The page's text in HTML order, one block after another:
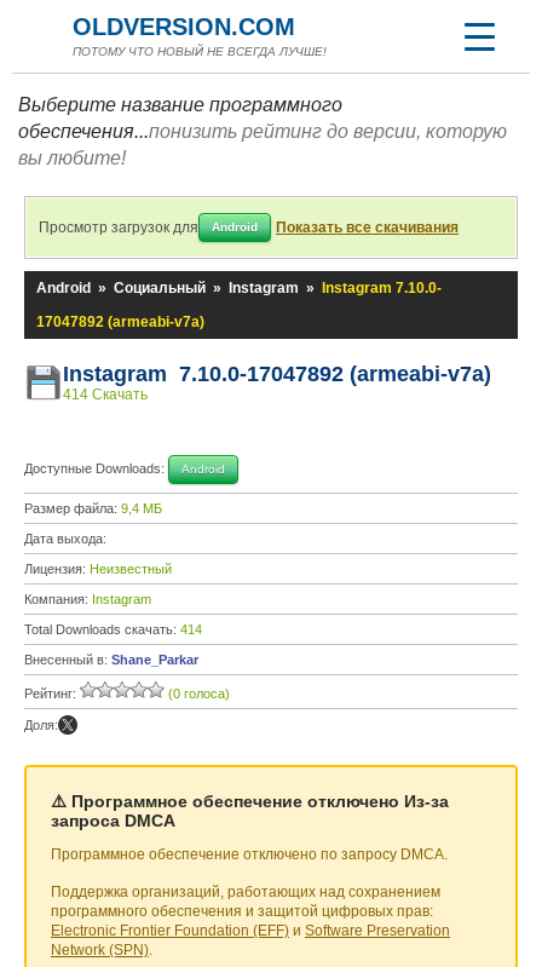
OLDVERSION.COM
ПОТОМУ ЧТО НОВЫЙ НЕ ВСЕГДА ЛУЧШЕ!
Выберите название программного
обеспечения...понизить рейтинг до версии, которую
вы любите!
Просмотр загрузок для Android Показать все скачивания
Android » Социальный » Instagram »
Instagram 7.10.0-
17047892 (armeabi-v7a)
Instagram 7.10.0-17047892 (armeabi-v7a)
414 Скачать
Доступные Downloads: Android
Размер файла: 9,4 МБ
Дата выхода:
Лицензия: Неизвестный
Компания: Instagram
Total Downloads скачать: 414
Внесенный в: Shane_Parkar
Рейтинг: (0 голоса)
Доля:
⚠️ Программное обеспечение отключено Из-за
запроса DMCA
Программное обеспечение отключено по запросу DMCA.
Поддержка организаций, работающих над сохранением
программного обеспечения и защитой цифровых прав:
Electronic Frontier Foundation (EFF) и Software Preservation
Network (SPN).